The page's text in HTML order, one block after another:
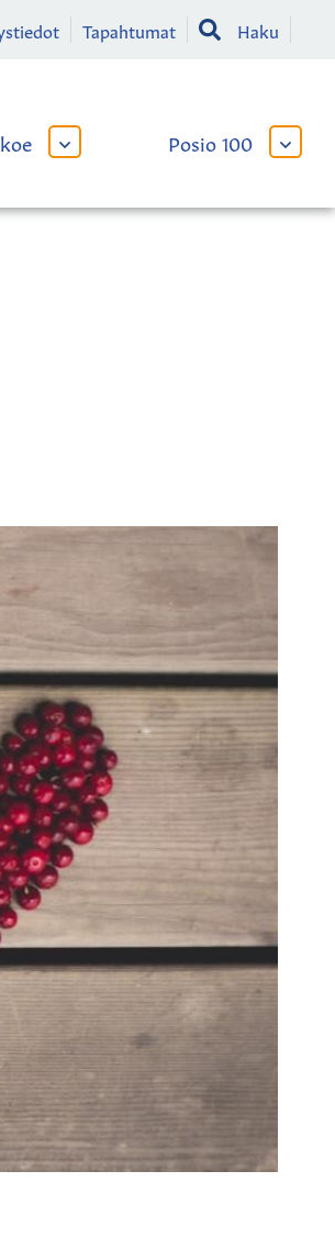
Tapahtumat Haku
AVAA
ALAVALIKKO
Posio 100
AVAA